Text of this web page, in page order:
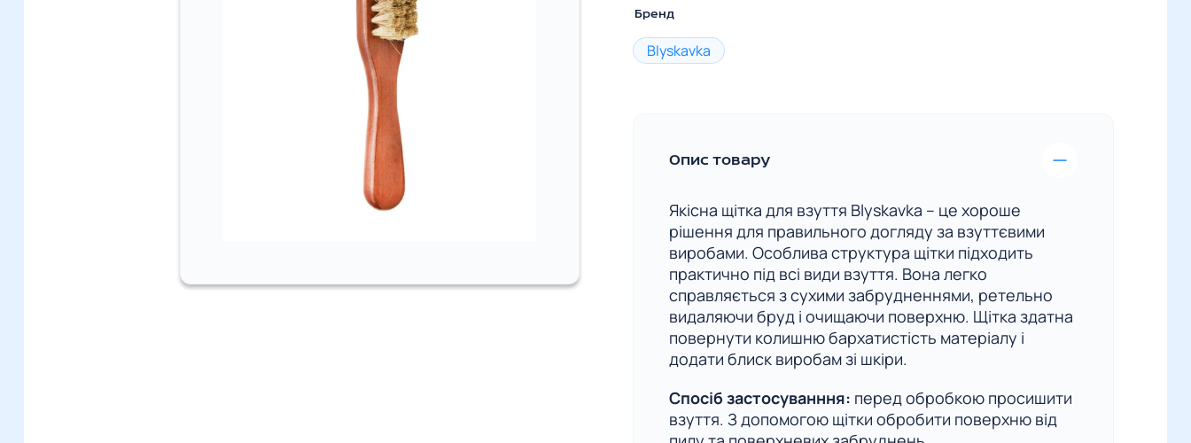
Бренд
Blyskavka
Опис товару
Якісна щітка для взуття Blyskavka – це хороше
рішення для правильного догляду за взуттєвими
виробами. Особлива структура щітки підходить
практично під всі види взуття. Вона легко
справляється з сухими забрудненнями, ретельно
видаляючи бруд і очищаючи поверхню. Щітка здатна
повернути колишню бархатистість матеріалу і
додати блиск виробам зі шкіри.
Спосіб застосуванння: перед обробкою просишити
взуття. З допомогою щітки обробити поверхню від